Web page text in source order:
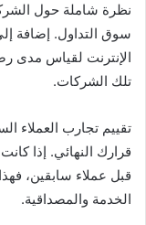
نظرة شاملة حول
سوق التداول. إضافة
الإنترنت لقياس مدى
تلك الشركات.
تقييم تجارب العملاء
قرارك النهائي. إذا
قبل عملاء سابقين،
الخدمة والمصداقية.